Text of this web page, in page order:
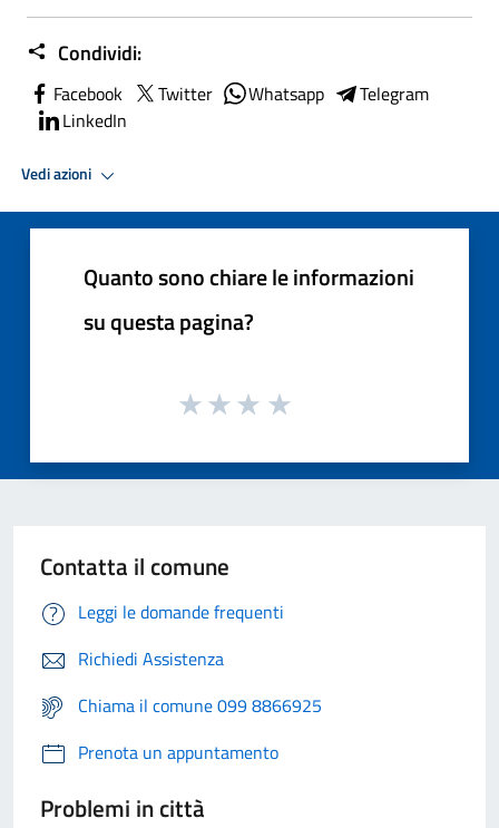
Condividi:
Facebook Twitter Whatsapp
Telegram
LinkedIn
Vedi azioni
Quanto sono chiare le informazioni
su questa pagina?
Contatta il comune
Leggi le domande frequenti
Richiedi Assistenza
Chiama il comune 099 8866925
Prenota un appuntamento
Problemi in città